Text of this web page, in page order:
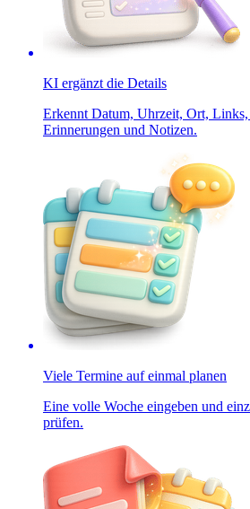
KI ergänzt die Details
Erkennt Datum, Uhrzeit, Ort, Links,
Erinnerungen und Notizen.
Viele Termine auf einmal planen
Eine volle Woche eingeben und
prüfen.